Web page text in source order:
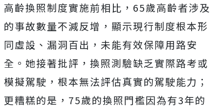
高齡換照制度實施前相比，65歲高齡者涉及
的事故數量不減反增，顯示現行制度根本形
同虛設、漏洞百出，未能有效保障用路安
全。 她接著批評，換照測驗缺乏實際路考或
模擬駕駛，根本無法評估真實的駕駛能力；
更糟糕的是，75歲的換照門檻因為有3年的